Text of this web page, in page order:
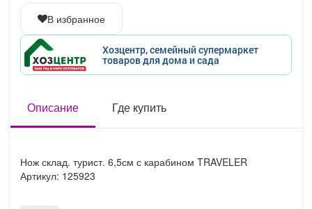
В избранное
Хозцентр, семейный супермаркет
товаров для дома и сада
Описание Где купить
Нож склад. турист. 6,5см с карабином TRAVELER
Артикул: 125923